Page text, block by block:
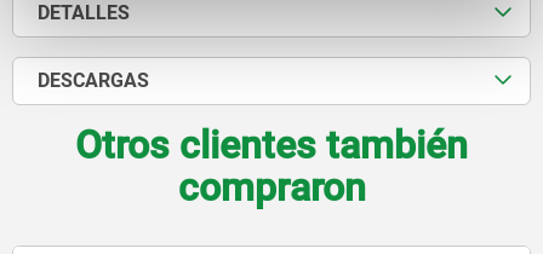
DETALLES
DESCARGAS
Otros clientes también
compraron